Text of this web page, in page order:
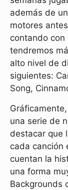
además de
motores
contando con
tendremos
alto nivel de
siguientes:
Song,
Gráficamente,
una serie de
destacar que
cada canción
cuentan la
una forma
Backgrounds